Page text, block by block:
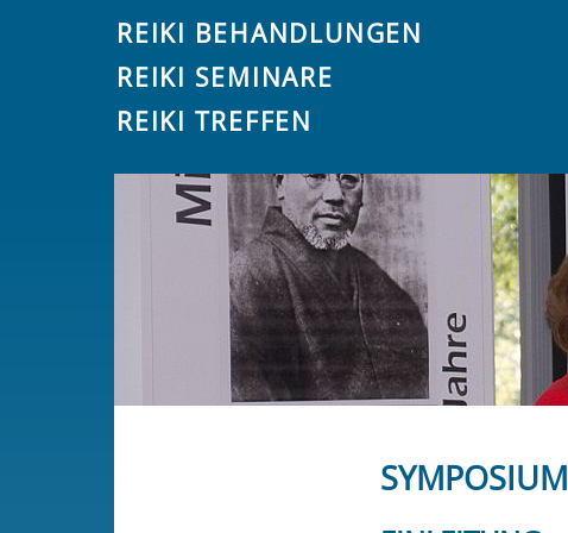
REIKI BEHANDLUNGEN
REIKI SEMINARE
REIKI TREFFEN